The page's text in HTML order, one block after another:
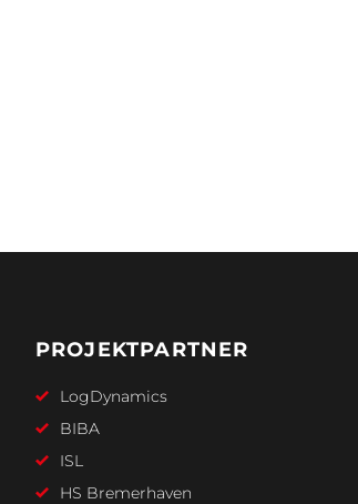
PROJEKTPARTNER
LogDynamics
BIBA
ISL
HS Bremerhaven